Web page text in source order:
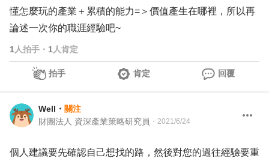
懂怎麼玩的產業＋累積的能力=＞價值產生在哪裡，所以再
論述一次你的職涯經驗吧~
1 人拍手 ・ 1 人肯定
拍手 肯定 回覆
Well ・ 關注
財團法人 資深產業策略研究員 ・ 2021/6/24
個人建議要先確認自己想找的路，然後對您的過往經驗要重